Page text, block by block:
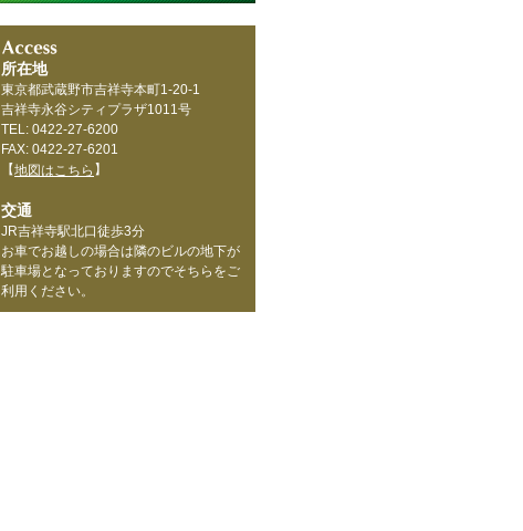
所在地
東京都武蔵野市吉祥寺本町1-20-1
吉祥寺永谷シティプラザ1011号
TEL: 0422-27-6200
FAX: 0422-27-6201
【地図はこちら 】
交通
JR吉祥寺駅北口徒歩3分
お車でお越しの場合は隣のビルの地下が
駐車場となっておりますのでそちらをご
利用ください。